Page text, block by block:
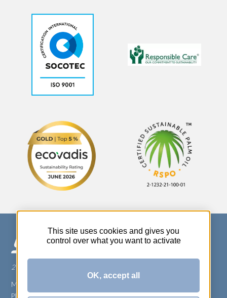
270 Rue Thérèse Planiol - 37310 TAUXIGNY
Mentions légales
Plan du site
This site uses cookies and gives you
control over what you want to activate
OK, accept all